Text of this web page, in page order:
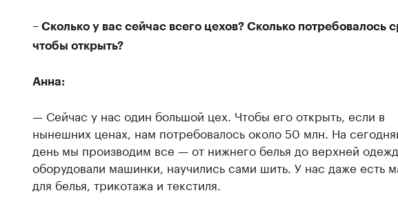
– Сколько у вас сейчас всего цехов? Сколько потребовалось
чтобы открыть?
Анна:
— Сейчас у нас один большой цех. Чтобы его открыть, если в
нынешних ценах, нам потребовалось около 50 млн. На
день мы производим все — от нижнего белья до верхней
оборудовали машинки, научились сами шить. У нас даже есть
для белья, трикотажа и текстиля.